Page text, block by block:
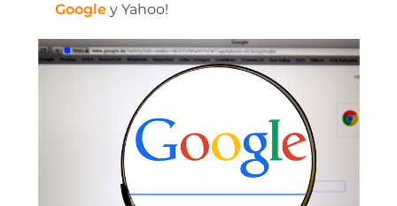
Google y Yahoo!